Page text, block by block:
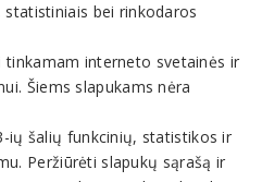
saugomos. Telefonas+370
bei rinkodaros
tinkamam interneto svetainės ir
Šiems slapukams nėra
ių šalių funkcinių, statistikos ir
Peržiūrėti slapukų sąrašą ir